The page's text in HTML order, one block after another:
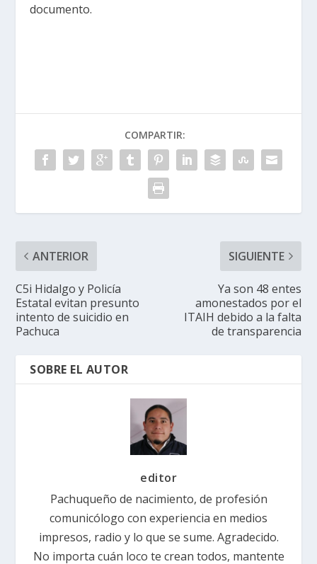
documento.
COMPARTIR:
ANTERIOR
C5i Hidalgo y Policía
Estatal evitan presunto
intento de suicidio en
Pachuca
SIGUIENTE
Ya son 48 entes
amonestados por el
ITAIH debido a la falta
de transparencia
SOBRE EL AUTOR
editor
Pachuqueño de nacimiento, de profesión
comunicólogo con experiencia en medios
impresos, radio y lo que se sume. Agradecido.
No importa cuán loco te crean todos, mantente